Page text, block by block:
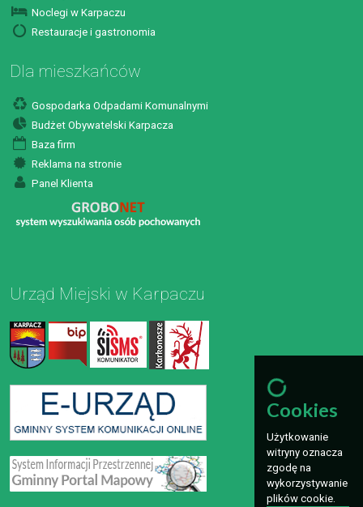
Noclegi w Karpaczu
Restauracje i gastronomia
Dla mieszkańców
Gospodarka Odpadami Komunalnymi
Budżet Obywatelski Karpacza
Baza firm
Reklama na stronie
Panel Klienta
Urząd Miejski w Karpaczu
Cookies
Użytkowanie
witryny oznacza
zgodę na
wykorzystywanie
plików cookie.